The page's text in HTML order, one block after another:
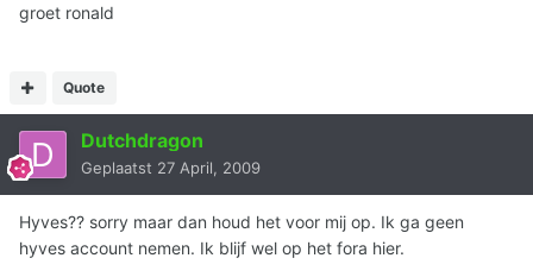
groet ronald
Quote
Dutchdragon
Geplaatst 27 April, 2009
Hyves?? sorry maar dan houd het voor mij op. Ik ga geen
hyves account nemen. Ik blijf wel op het fora hier.